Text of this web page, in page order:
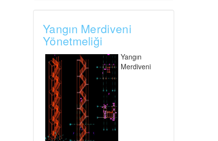
Yangın Merdiveni
Yönetmeliği
Yangın
Merdiveni